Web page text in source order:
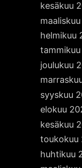
t
r
k
i
s
a
a
k
a
a
kesäkuu
helmikuu
joulukuu
syyskuu
elokuu
kesäkuu
toukokuu
huhtikuu